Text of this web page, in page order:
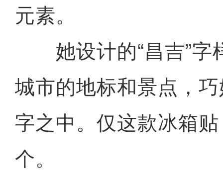
元素。
她设计的“昌吉”字
城市的地标和景点，
字之中。仅这款冰箱
个。